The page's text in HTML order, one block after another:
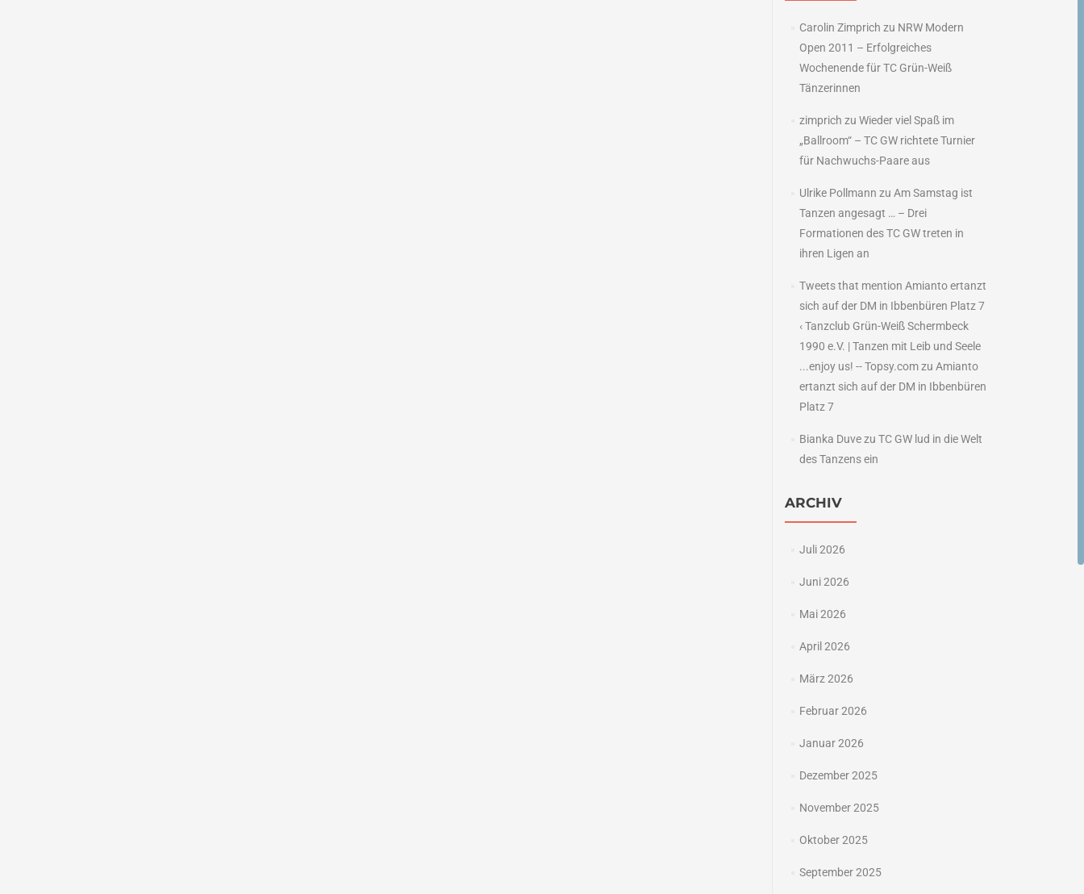
Carolin Zimprich zu NRW Modern
Open 2011 – Erfolgreiches
Wochenende für TC Grün-Weiß
Tänzerinnen
zimprich zu Wieder viel Spaß im
„Ballroom“ – TC GW richtete Turnier
für Nachwuchs-Paare aus
Ulrike Pollmann zu Am Samstag ist
Tanzen angesagt … – Drei
Formationen des TC GW treten in
ihren Ligen an
Tweets that mention Amianto ertanzt
sich auf der DM in Ibbenbüren Platz 7
‹ Tanzclub Grün-Weiß Schermbeck
1990 e.V. | Tanzen mit Leib und Seele
...enjoy us! -- Topsy.comzu Amianto
ertanzt sich auf der DM in Ibbenbüren
Platz 7
Bianka Duvezu TC GW lud in die Welt
des Tanzens ein
ARCHIV
Juli 2026
Juni 2026
Mai 2026
April 2026
März 2026
Februar 2026
Januar 2026
Dezember 2025
November 2025
Oktober 2025
September 2025